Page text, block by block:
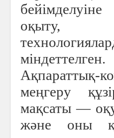
оқыту,
міндеттелген.
меңгеру
мақсаты —
және оны